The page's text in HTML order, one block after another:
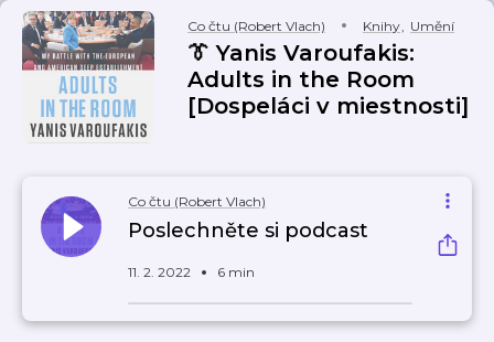
Co čtu (Robert Vlach) Knihy, Umění
👔 Yanis Varoufakis:
Adults in the Room
[Dospeláci v miestnosti]
Co čtu (Robert Vlach)
Poslechněte si podcast
11. 2. 2022 6 min